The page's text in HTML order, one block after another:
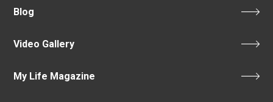
Blog
Video Gallery
My Life Magazine